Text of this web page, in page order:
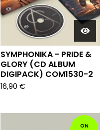
SYMPHONIKA - PRIDE &
GLORY (CD ALBUM
DIGIPACK) COM1530-2
16,90 €
ON